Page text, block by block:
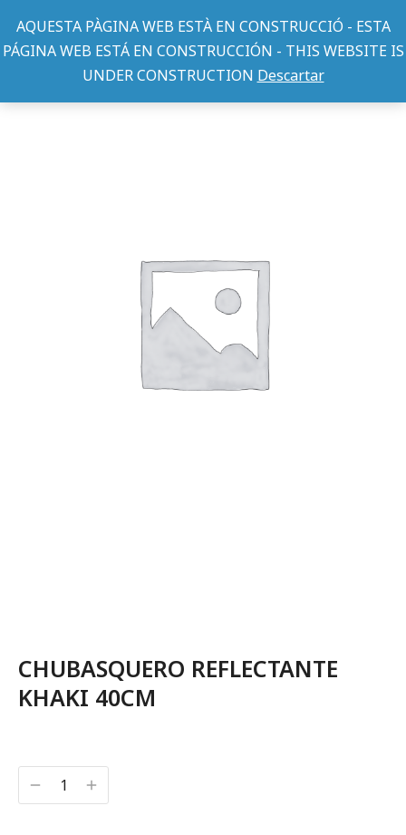
AQUESTA PÀGINA WEB ESTÀ EN CONSTRUCCIÓ - ESTA
PÁGINA WEB ESTÁ EN CONSTRUCCIÓN - THIS WEBSITE IS
UNDER CONSTRUCTION Descartar
CHUBASQUERO REFLECTANTE
KHAKI 40CM